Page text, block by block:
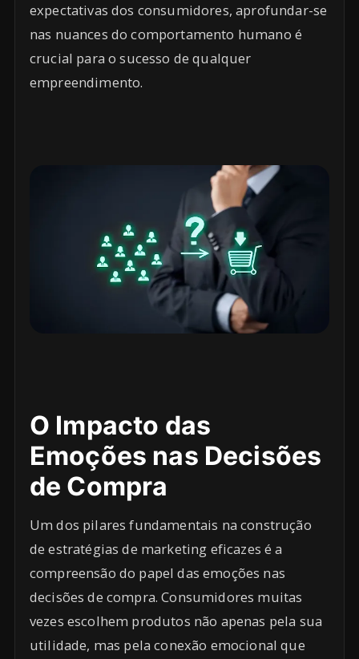
expectativas dos consumidores, aprofundar-se
nas nuances do comportamento humano é
crucial para o sucesso de qualquer
empreendimento.
O Impacto das
Emoções nas Decisões
de Compra
Um dos pilares fundamentais na construção
de estratégias de marketing eficazes é a
compreensão do papel das emoções nas
decisões de compra. Consumidores muitas
vezes escolhem produtos não apenas pela sua
utilidade, mas pela conexão emocional que